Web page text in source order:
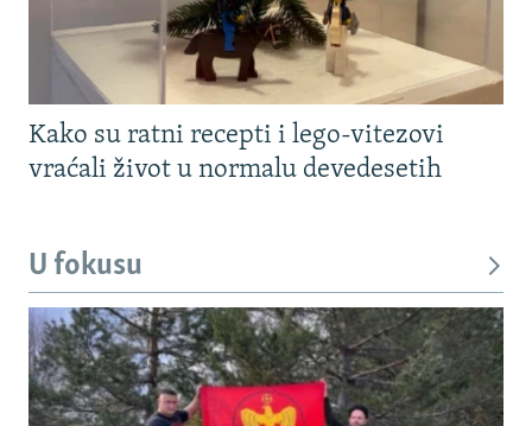
Kako su ratni recepti i lego-vitezovi
vraćali život u normalu devedesetih
U fokusu